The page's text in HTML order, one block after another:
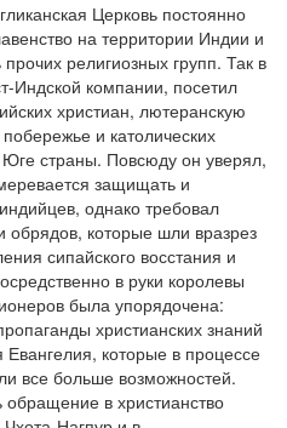
Церковь постоянно
на территории Индии и
религиозных групп. Так в
Индской компании, посетил
христиан, лютеранскую
и католических
страны. Повсюду он уверял,
защищать и
однако требовал
обрядов, которые шли вразрез
сипайского восстания и
в руки королевы
была упорядочена:
христианских знаний
которые в процессе
все больше возможностей.
в христианство